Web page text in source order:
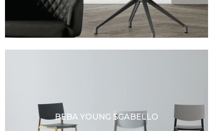
BEBA YOUNG SGABELLO